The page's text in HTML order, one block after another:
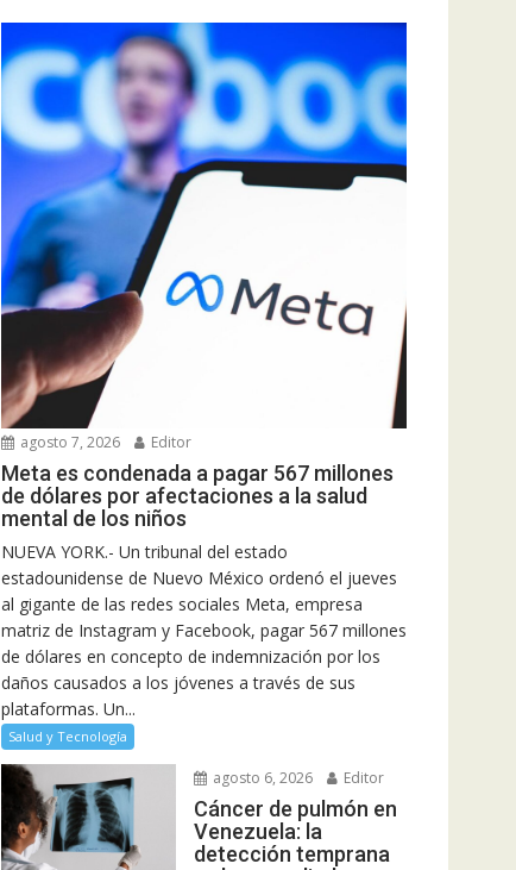
agosto 7, 2026 Editor
Meta es condenada a pagar 567 millones
de dólares por afectaciones a la salud
mental de los niños
NUEVA YORK.- Un tribunal del estado
estadounidense de Nuevo México ordenó el jueves
al gigante de las redes sociales Meta, empresa
matriz de Instagram y Facebook, pagar 567 millones
de dólares en concepto de indemnización por los
daños causados a los jóvenes a través de sus
plataformas. Un...
Salud y Tecnología
agosto 6, 2026 Editor
Cáncer de pulmón en
Venezuela: la
detección temprana